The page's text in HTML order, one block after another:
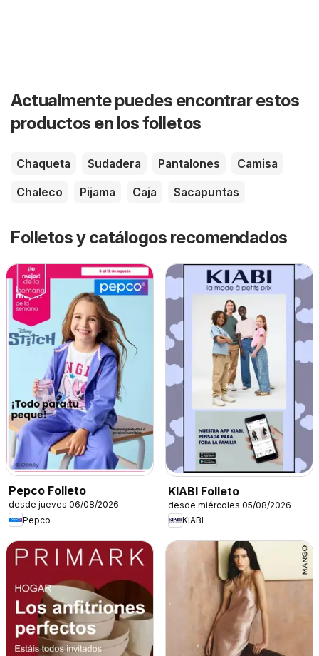
Actualmente puedes encontrar estos
productos en los folletos
Chaqueta Sudadera Pantalones
Camisa
Chaleco
Pijama Caja Sacapuntas
Folletos y catálogos recomendados
Pepco Folleto
desde jueves 06/08/2026
Pepco
KIABI Folleto
desde miércoles 05/08/2026
KIABI